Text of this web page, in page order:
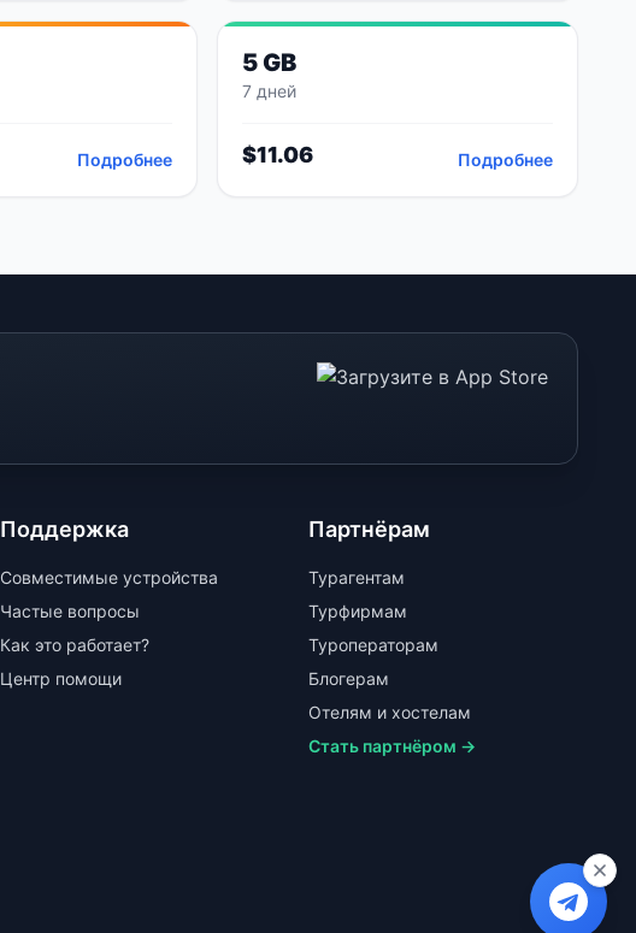
Подробнее
5 GB
7 дней
$11.06 Подробнее
Поддержка
Совместимые устройства
Частые вопросы
Как это работает?
Центр помощи
Партнёрам
Турагентам
Турфирмам
Туроператорам
Блогерам
Отелям и хостелам
Стать партнёром →